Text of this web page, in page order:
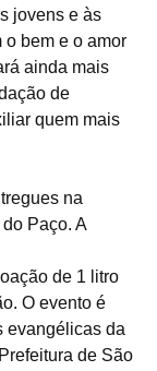
jovens e às
o bem e o amor
ainda mais
de
quem mais
na
Paço. A
de 1 litro
O evento é
evangélicas da
de São